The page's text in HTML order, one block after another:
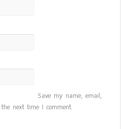
Save my name, email,
next time I comment.